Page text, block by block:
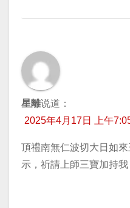
星離说道：
2025年4月17日 上午
頂禮南無仁波切大日如
示，祈請上師三寶加持我